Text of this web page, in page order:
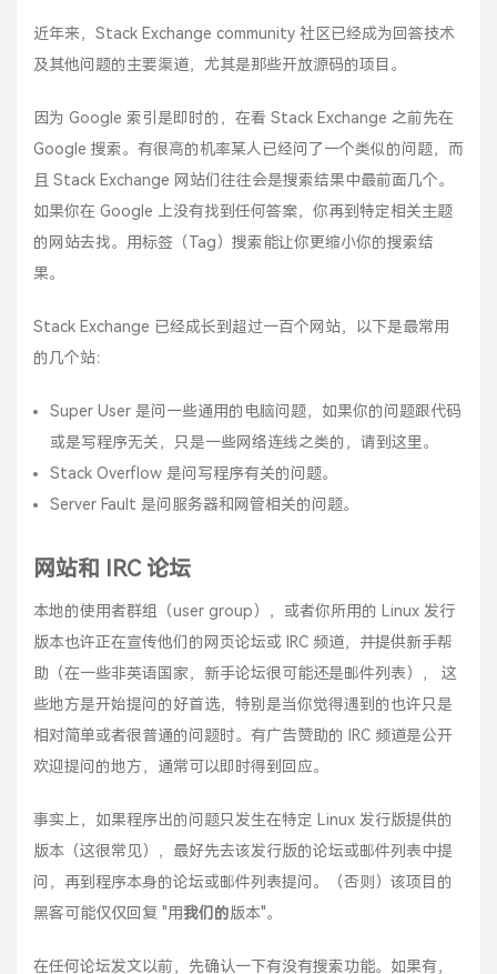
近年来，Stack Exchange community 社区已经成为回答技术
及其他问题的主要渠道，尤其是那些开放源码的项目。
因为 Google 索引是即时的，在看 Stack Exchange 之前先在
Google 搜索。有很高的机率某人已经问了一个类似的问题，而
且 Stack Exchange 网站们往往会是搜索结果中最前面几个。
如果你在 Google 上没有找到任何答案，你再到特定相关主题
的网站去找。用标签（Tag）搜索能让你更缩小你的搜索结
果。
Stack Exchange 已经成长到 超过一百个网站，以下是最常用
的几个站：
Super User 是问一些通用的电脑问题，如果你的问题跟代码
或是写程序无关，只是一些网络连线之类的，请到这里。
Stack Overflow 是问写程序有关的问题。
Server Fault 是问服务器和网管相关的问题。
网站和 IRC 论坛
本地的使用者群组（user group），或者你所用的 Linux 发行
版本也许正在宣传他们的网页论坛或 IRC 频道，并提供新手帮
助（在一些非英语国家，新手论坛很可能还是邮件列表）， 这
些地方是开始提问的好首选，特别是当你觉得遇到的也许只是
相对简单或者很普通的问题时。有广告赞助的 IRC 频道是公开
欢迎提问的地方，通常可以即时得到回应。
事实上，如果程序出的问题只发生在特定 Linux 发行版提供的
版本（这很常见），最好先去该发行版的论坛或邮件列表中提
问，再到程序本身的论坛或邮件列表提问。（否则）该项目的
黑客可能仅仅回复 "用我们的版本"。
在任何论坛发文以前，先确认一下有没有搜索功能。如果有，